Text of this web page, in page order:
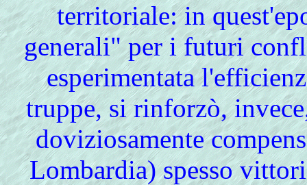
territoriale: in
generali" per i futuri
esperimentata
truppe, si rinforzò,
doviziosamente
Lombardia) spesso